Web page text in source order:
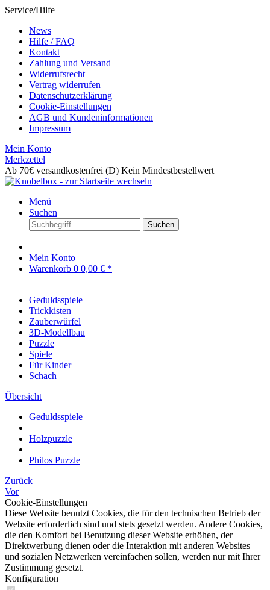
Service/Hilfe
News
Hilfe / FAQ
Kontakt
Zahlung und Versand
Widerrufsrecht
Vertrag widerrufen
Datenschutzerklärung
Cookie-Einstellungen
AGB und Kundeninformationen
Impressum
Mein Konto
Merkzettel
Ab 70€ versandkostenfrei (D) Kein Mindestbestellwert
Menü
Suchen
Suchen
Mein Konto
Warenkorb 0 0,00 € *
Geduldsspiele
Trickkisten
Zauberwürfel
3D-Modellbau
Puzzle
Spiele
Für Kinder
Schach
Übersicht
Geduldsspiele
Holzpuzzle
Philos Puzzle
Zurück
Vor
Cookie-Einstellungen
Diese Website benutzt Cookies, die für den technischen Betrieb der
Website erforderlich sind und stets gesetzt werden. Andere Cookies,
die den Komfort bei Benutzung dieser Website erhöhen, der
Direktwerbung dienen oder die Interaktion mit anderen Websites
und sozialen Netzwerken vereinfachen sollen, werden nur mit Ihrer
Zustimmung gesetzt.
Konfiguration